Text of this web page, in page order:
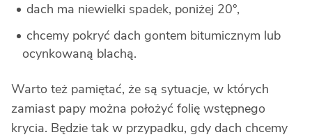
dach ma niewielki spadek, poniżej 20°,
chcemy pokryć dach gontem bitumicznym lub
ocynkowaną blachą.
Warto też pamiętać, że są sytuacje, w których
zamiast papy można położyć folię wstępnego
krycia. Będzie tak w przypadku, gdy dach chcemy